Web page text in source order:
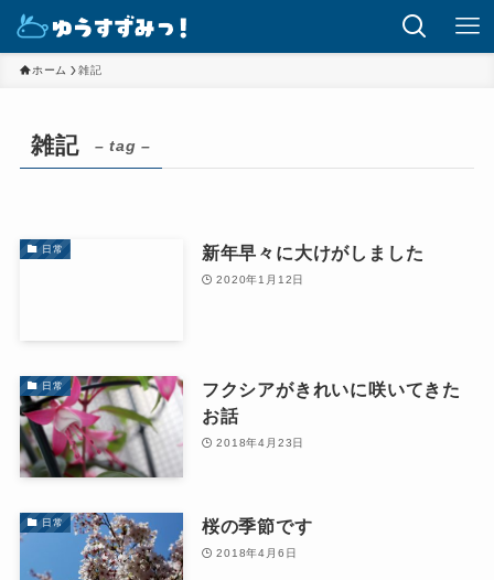
ホーム 雑記
雑記 – tag –
日常 新年早々に大けがしました
2020年1月12日
日常
フクシアがきれいに咲いてきた
お話
2018年4月23日
日常 桜の季節です
2018年4月6日